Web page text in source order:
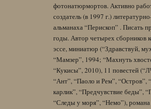
фотонатюрмортов. Активно
создатель (в 1997 г.)
альманаха “Перископ” . Писать
годы. Автор четырех сборников
эссе, миниатюр (“Здравствуй,
“Мамзер”, 1994; “Махнуть
“Кукисы”, 2010), 11 повестей
“Ант”, “Паоло и Рем”,
карлик”, “Предчувствие беды”,
“Следы у моря”, “Немо”),